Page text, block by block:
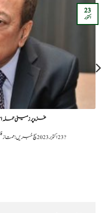
غزہ پر زمینی حملہ
?️ 23 اکتوبر 2023سچ خبریں: ممتاز فلسطینی تجزیہ نگار نے اس بات پر زور دیا
23
اکتوبر